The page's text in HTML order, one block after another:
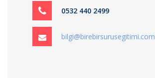
0532 440 2499
bilgi@birebirsurusegitimi.com